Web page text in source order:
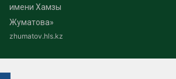
имени Хамзы
Жуматова»
zhumatov.hls.kz